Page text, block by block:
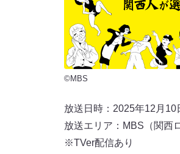
©MBS
放送日時：2025年12月
放送エリア：MBS（関西
※TVer配信あり